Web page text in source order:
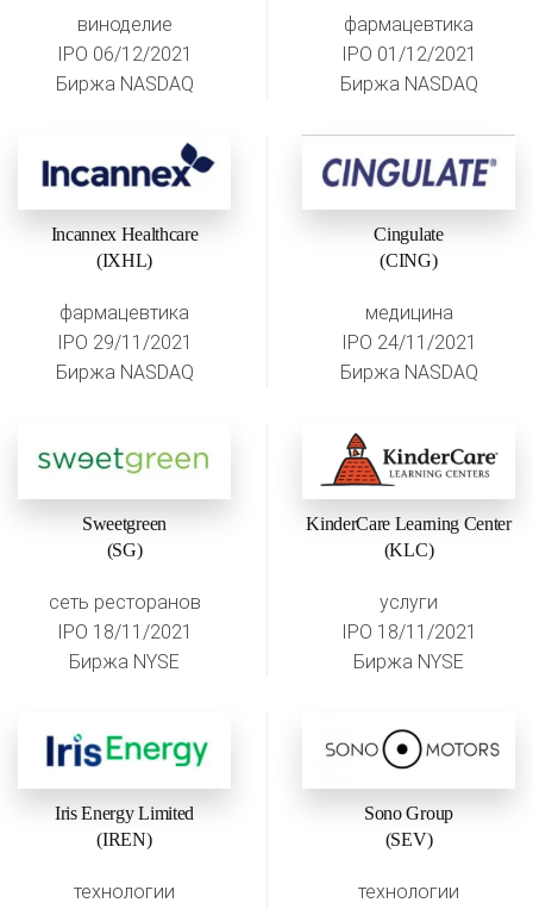
виноделие
IPO 06/12/2021
Биржа NASDAQ
фармацевтика
IPO 01/12/2021
Биржа NASDAQ
Incannex Healthcare
(IXHL)
фармацевтика
IPO 29/11/2021
Биржа NASDAQ
Cingulate
(CING)
медицина
IPO 24/11/2021
Биржа NASDAQ
Sweetgreen
(SG)
сеть ресторанов
IPO 18/11/2021
Биржа NYSE
KinderCare Learning Center
(KLC)
услуги
IPO 18/11/2021
Биржа NYSE
Iris Energy Limited
(IREN)
технологии
Sono Group
(SEV)
технологии